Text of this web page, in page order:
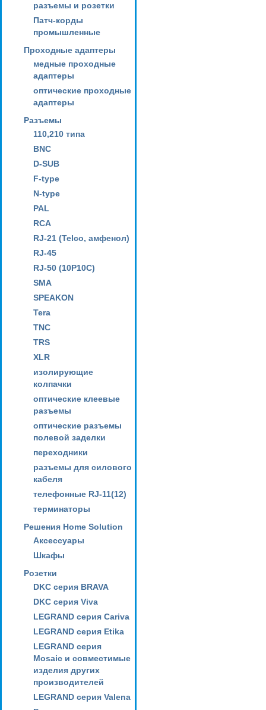
разъемы и розетки
Патч-корды
промышленные
Проходные адаптеры
медные проходные
адаптеры
оптические проходные
адаптеры
Разъемы
110,210 типа
BNC
D-SUB
F-type
N-type
PAL
RCA
RJ-21 (Telco, амфенол)
RJ-45
RJ-50 (10P10C)
SMA
SPEAKON
Tera
TNC
TRS
XLR
изолирующие
колпачки
оптические клеевые
разъемы
оптические разъемы
полевой заделки
переходники
разъемы для силового
кабеля
телефонные RJ-11(12)
терминаторы
Решения Home Solution
Аксессуары
Шкафы
Розетки
DKC серия BRAVA
DKC серия Viva
LEGRAND серия Cariva
LEGRAND серия Etika
LEGRAND серия
Mosaic и совместимые
изделия других
производителей
LEGRAND серия Valena